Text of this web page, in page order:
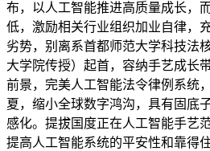
布，以人工智能推进高质量成长，
低，激励相关行业组织加业自律，
劣势，别离系首都师范大学科技法
大学院传授）起首，容纳手艺成长
前景，完美人工智能法令律例系统
夏，缩小全球数字鸿沟，具有固底
感化。提拔国度正在人工智能手艺
提高人工智能系统的平安性和靠得